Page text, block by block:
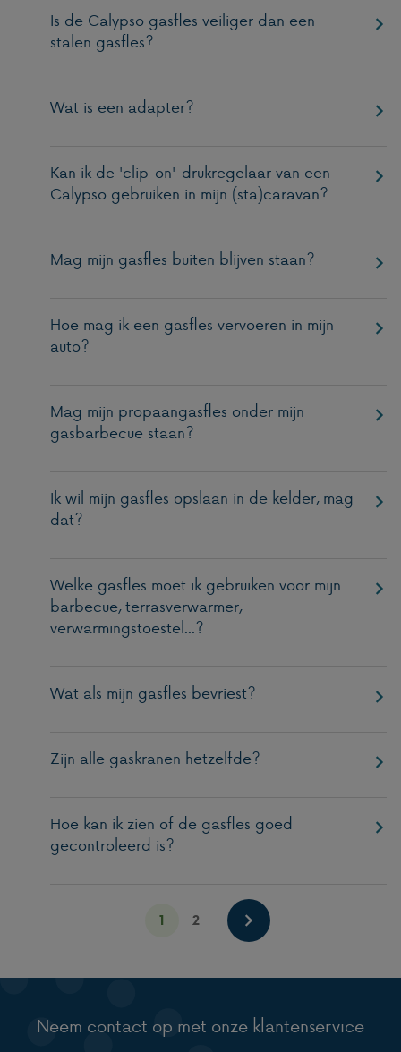
Is de Calypso gasfles veiliger dan een
stalen gasfles?
Wat is een adapter?
Kan ik de 'clip-on'-drukregelaar van een
Calypso gebruiken in mijn (sta)caravan?
Mag mijn gasfles buiten blijven staan?
Hoe mag ik een gasfles vervoeren in mijn
auto?
Mag mijn propaangasfles onder mijn
gasbarbecue staan?
Ik wil mijn gasfles opslaan in de kelder, mag
dat?
Welke gasfles moet ik gebruiken voor mijn
barbecue, terrasverwarmer,
verwarmingstoestel...?
Wat als mijn gasfles bevriest?
Zijn alle gaskranen hetzelfde?
Hoe kan ik zien of de gasfles goed
gecontroleerd is?
1 2
Neem contact op met onze klantenservice